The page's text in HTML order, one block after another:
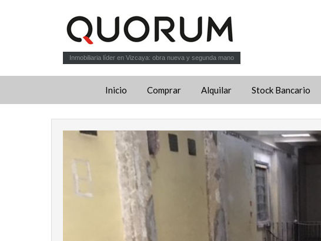
Inmobiliaria líder en Vizcaya: obra nueva y segunda mano
Inicio Comprar Alquilar Stock Bancario